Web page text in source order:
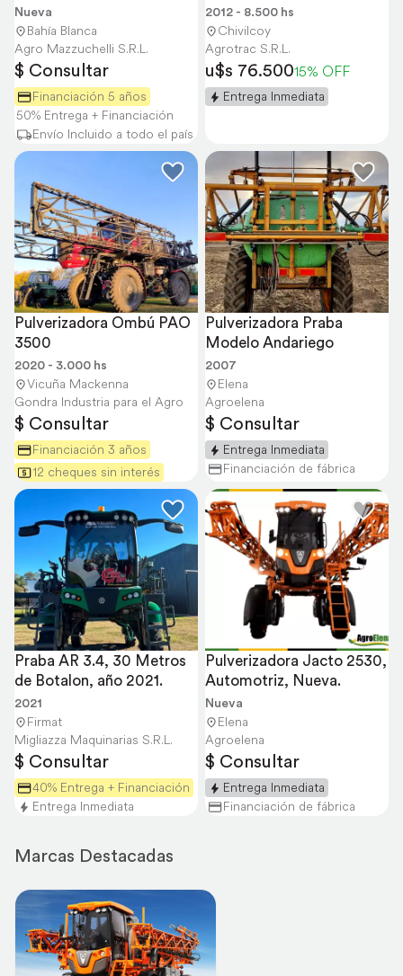
Nueva
Bahía Blanca
Agro Mazzuchelli S.R.L.
$ Consultar
Financiación 5 años
50% Entrega + Financiación
Envío Incluido a todo el país
2012 - 8.500 hs
Chivilcoy
Agrotrac S.R.L.
u$s 76.50015% OFF
Entrega Inmediata
Pulverizadora Ombú PAO
3500
2020 - 3.000 hs
Vicuña Mackenna
Gondra Industria para el Agro
$ Consultar
Financiación 3 años
12 cheques sin interés
Pulverizadora Praba
Modelo Andariego
2007
Elena
Agroelena
$ Consultar
Entrega Inmediata
Financiación de fábrica
Praba AR 3.4, 30 Metros
de Botalon, año 2021.
2021
Firmat
Migliazza Maquinarias S.R.L.
$ Consultar
40% Entrega + Financiación
Entrega Inmediata
Pulverizadora Jacto 2530,
Automotriz, Nueva.
Nueva
Elena
Agroelena
$ Consultar
Entrega Inmediata
Financiación de fábrica
Marcas Destacadas